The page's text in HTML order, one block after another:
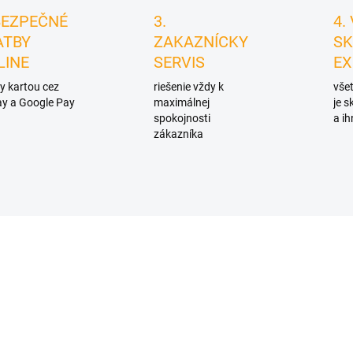
kartou cez
a Google Pay
3.
ZAKAZNÍCKY
SERVIS
riešenie vždy k
maximálnej
spokojnosti
zákazníka
4.
je
a